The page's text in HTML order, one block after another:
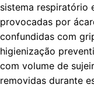
sistema respiratório
provocadas por
confundidas com
higienização
com volume de
removidas durante